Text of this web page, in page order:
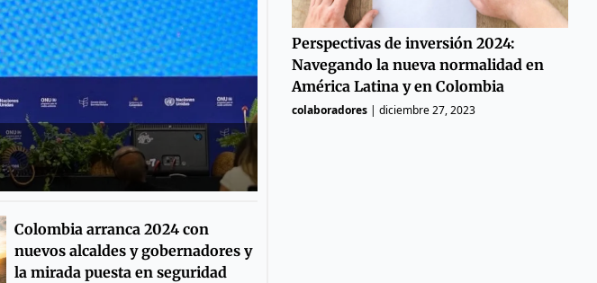
Colombia arranca 2024 con
nuevos alcaldes y gobernadores y
la mirada puesta en seguridad
Perspectivas de inversión 2024:
Navegando la nueva normalidad en
América Latina y en Colombia
colaboradores| diciembre 27, 2023